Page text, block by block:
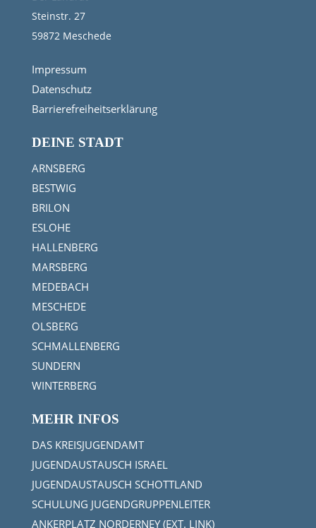
Steinstr. 27
59872 Meschede
Impressum
Datenschutz
Barrierefreiheitserklärung
DEINE STADT
ARNSBERG
BESTWIG
BRILON
ESLOHE
HALLENBERG
MARSBERG
MEDEBACH
MESCHEDE
OLSBERG
SCHMALLENBERG
SUNDERN
WINTERBERG
MEHR INFOS
DAS KREISJUGENDAMT
JUGENDAUSTAUSCH ISRAEL
JUGENDAUSTAUSCH SCHOTTLAND
SCHULUNG JUGENDGRUPPENLEITER
ANKERPLATZ NORDERNEY (EXT. LINK)